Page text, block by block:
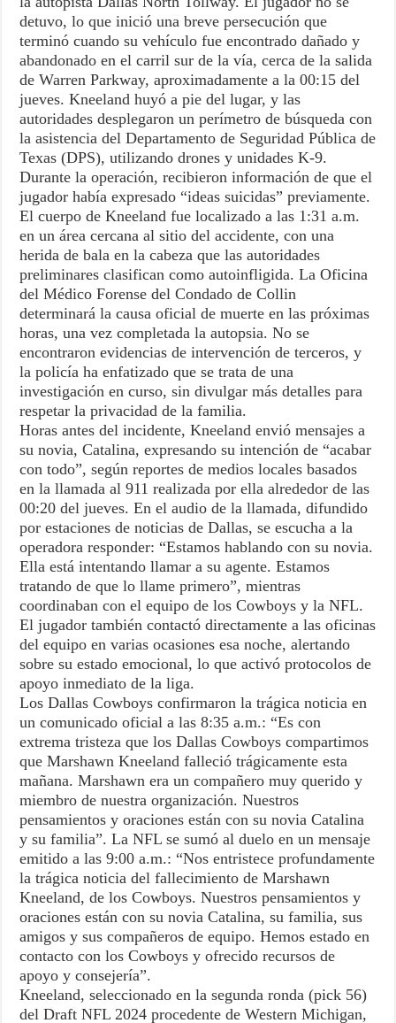
detuvo, lo que inició una breve persecución que
terminó cuando su vehículo fue encontrado dañado y
abandonado en el carril sur de la vía, cerca de la salida
de Warren Parkway, aproximadamente a la 00:15 del
jueves. Kneeland huyó a pie del lugar, y las
autoridades desplegaron un perímetro de búsqueda con
la asistencia del Departamento de Seguridad Pública de
Texas (DPS), utilizando drones y unidades K-9.
Durante la operación, recibieron información de que el
jugador había expresado “ideas suicidas” previamente.
El cuerpo de Kneeland fue localizado a las 1:31 a.m.
en un área cercana al sitio del accidente, con una
herida de bala en la cabeza que las autoridades
preliminares clasifican como autoinfligida. La Oficina
del Médico Forense del Condado de Collin
determinará la causa oficial de muerte en las próximas
horas, una vez completada la autopsia. No se
encontraron evidencias de intervención de terceros, y
la policía ha enfatizado que se trata de una
investigación en curso, sin divulgar más detalles para
respetar la privacidad de la familia.
Horas antes del incidente, Kneeland envió mensajes a
su novia, Catalina, expresando su intención de “acabar
con todo”, según reportes de medios locales basados
en la llamada al 911 realizada por ella alrededor de las
00:20 del jueves. En el audio de la llamada, difundido
por estaciones de noticias de Dallas, se escucha a la
operadora responder: “Estamos hablando con su novia.
Ella está intentando llamar a su agente. Estamos
tratando de que lo llame primero”, mientras
coordinaban con el equipo de los Cowboys y la NFL.
El jugador también contactó directamente a las oficinas
del equipo en varias ocasiones esa noche, alertando
sobre su estado emocional, lo que activó protocolos de
apoyo inmediato de la liga.
Los Dallas Cowboys confirmaron la trágica noticia en
un comunicado oficial a las 8:35 a.m.: “Es con
extrema tristeza que los Dallas Cowboys compartimos
que Marshawn Kneeland falleció trágicamente esta
mañana. Marshawn era un compañero muy querido y
miembro de nuestra organización. Nuestros
pensamientos y oraciones están con su novia Catalina
y su familia”. La NFL se sumó al duelo en un mensaje
emitido a las 9:00 a.m.: “Nos entristece profundamente
la trágica noticia del fallecimiento de Marshawn
Kneeland, de los Cowboys. Nuestros pensamientos y
oraciones están con su novia Catalina, su familia, sus
amigos y sus compañeros de equipo. Hemos estado en
contacto con los Cowboys y ofrecido recursos de
apoyo y consejería”.
Kneeland, seleccionado en la segunda ronda (pick 56)
del Draft NFL 2024 procedente de Western Michigan,